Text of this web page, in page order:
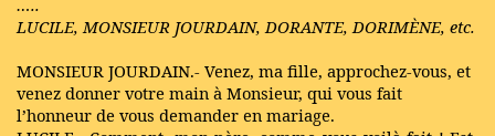
LUCILE, MONSIEUR JOURDAIN, DORANTE, DORIMÈNE, etc.
MONSIEUR JOURDAIN.- Venez, ma fille, approchez-vous, et
venez donner votre main à Monsieur, qui vous fait
l’honneur de vous demander en mariage.